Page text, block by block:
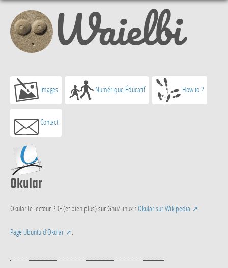
Waielbi
Images Numérique Éducatif How to ?
Contact
Okular
Okular le lecteur PDF (et bien plus) sur Gnu/Linux : Okular sur Wikipedia
Page Ubuntu d’Okular